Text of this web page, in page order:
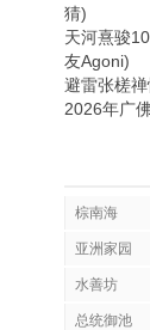
猜)
天河熹骏
友Agoni)
避雷张槎
2026年广
棕南海
亚洲家园
水善坊
总统御池